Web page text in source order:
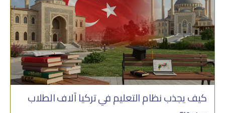
كيف يجذب نظام التعليم في تركيا آلاف الطلاب